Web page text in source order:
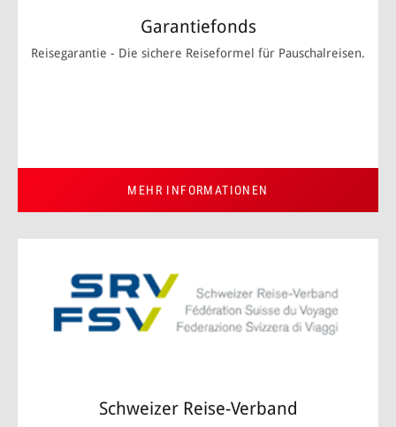
Garantiefonds
Reisegarantie - Die sichere Reiseformel für Pauschalreisen.
MEHR INFORMATIONEN
Schweizer Reise-Verband